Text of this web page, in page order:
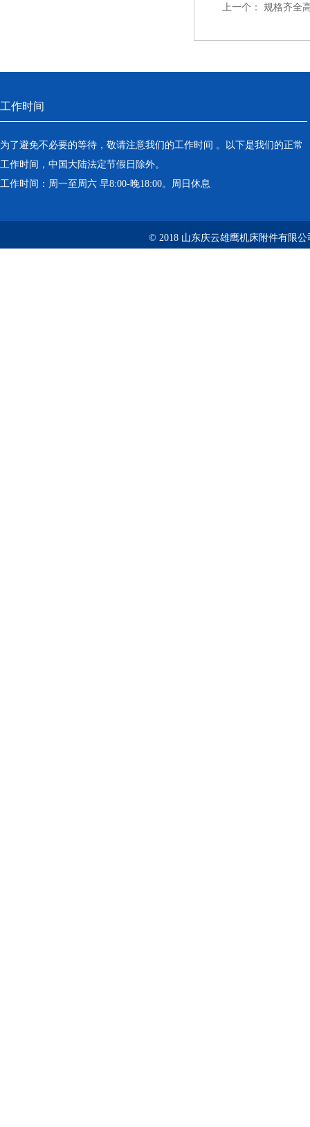
上一个： 规格齐全
工作时间
为了避免不必要的等待，敬请注意我们的工作时间 。以下是我们的正常
工作时间，中国大陆法定节假日除外。
工作时间：周一至周六 早8:00-晚18:00。周日休息
© 2018 山东庆云雄鹰机床附件有限